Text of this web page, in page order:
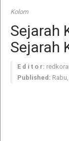
Kolom
Sejarah
Sejarah
E d i t o r:
Published: